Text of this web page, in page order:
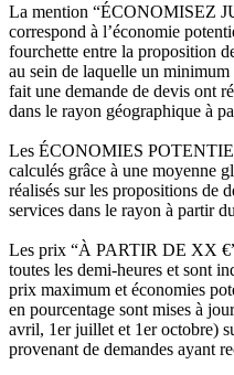
La mention “ÉCONOMISEZ
correspond à l’économie
fourchette entre la proposition
au sein de laquelle un
fait une demande de devis ont
dans le rayon géographique à
Les ÉCONOMIES
calculés grâce à une moyenne
réalisés sur les propositions de
services dans le rayon à partir
Les prix “À PARTIR DE XX
toutes les demi-heures et sont
prix maximum et économies
en pourcentage sont mises à
avril, 1er juillet et 1er octobre)
provenant de demandes ayant